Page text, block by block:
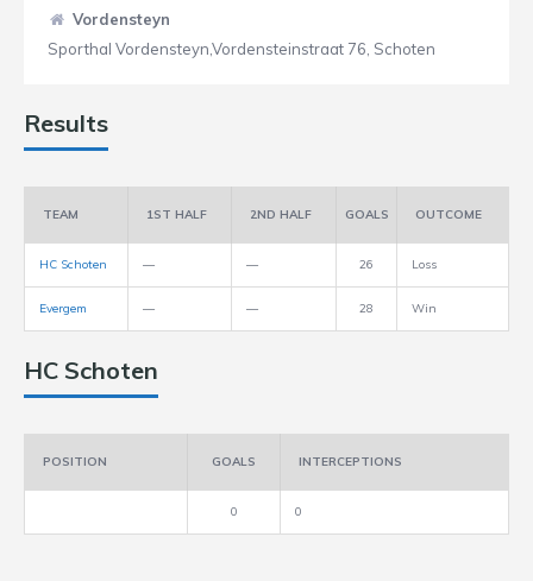
Vordensteyn
Sporthal Vordensteyn,Vordensteinstraat 76, Schoten
Results
TEAM 1ST HALF 2ND HALF GOALS OUTCOME
HC Schoten — — 26 Loss
Evergem — — 28 Win
HC Schoten
POSITION GOALS INTERCEPTIONS
0 0